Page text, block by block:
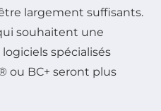
largement suffisants.
souhaitent une
spécialisés
ou BC+ seront plus